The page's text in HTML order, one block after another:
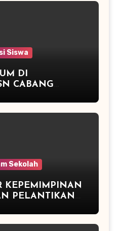
Siswa
DI
CABANG
Sekolah
KEPEMIMPINAN
2